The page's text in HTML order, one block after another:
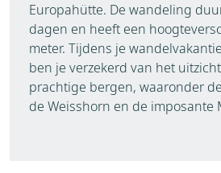
Europahütte. De wandeling
dagen en heeft een
meter. Tijdens je
ben je verzekerd van het
prachtige bergen, waaronder
de Weisshorn en de imposante